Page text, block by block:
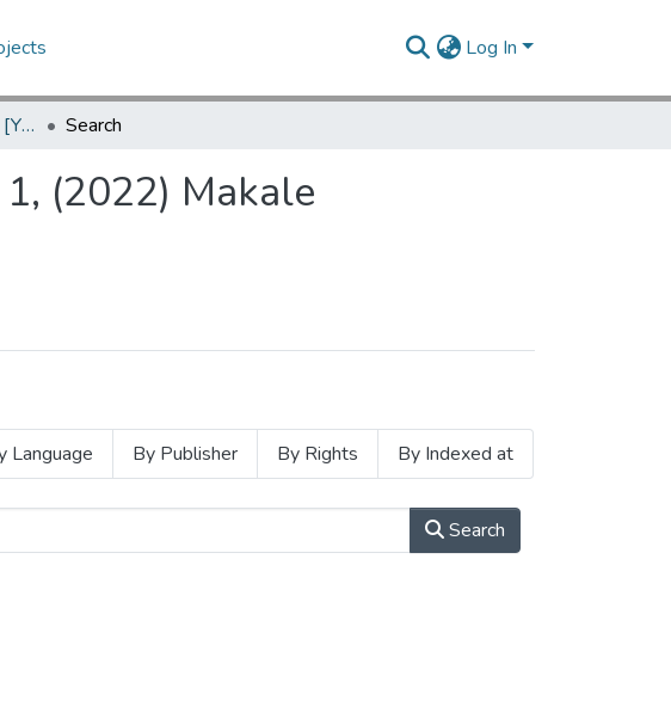
Log In
Yaşadıkça Eğitim Dergisi [YED] Cilt 36, Sayı 1, (2022) Makale Koleksiyonu Search
(2022) Makale
Language By Publisher By Rights By Indexed at
Search